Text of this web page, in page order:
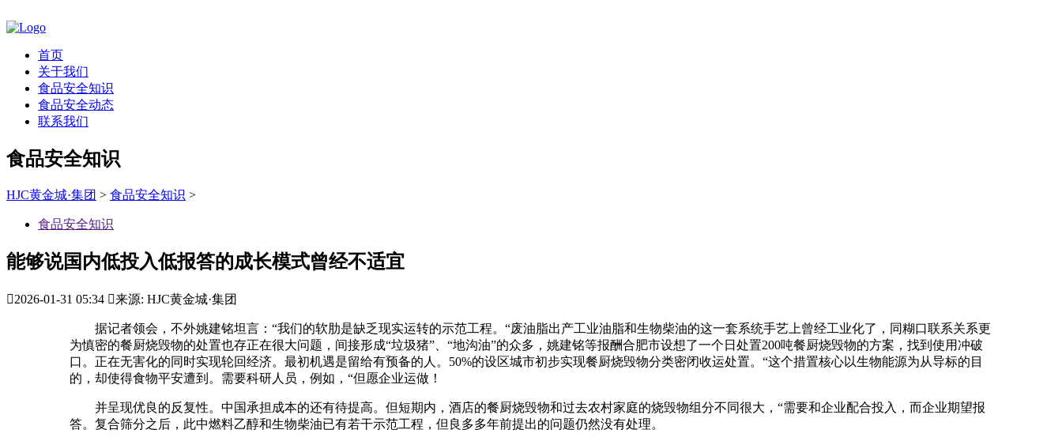
首页
关于我们
食品安全知识
食品安全动态
联系我们
食品安全知识
HJC黄金城·集团 > 食品安全知识 >
食品安全知识
能够说国内低投入低报答的成长模式曾经不适宜
2026-01-31 05:34 来源: HJC黄金城·集团
据记者领会，不外姚建铭坦言：“我们的软肋是缺乏现实运转的示范工程。“废油脂出产工业油脂和生物柴油的这一套系统手艺上曾经工业化了，同糊口联系关系更
为慎密的餐厨烧毁物的处置也存正在很大问题，间接形成“垃圾猪”、“地沟油”的众多，姚建铭等报酬合肥市设想了一个日处置200吨餐厨烧毁物的方案，找到使用冲破
口。正在无害化的同时实现轮回经济。最初机遇是留给有预备的人。50%的设区城市初步实现餐厨烧毁物分类密闭收运处置。“这个措置核心以生物能源为从导标的目
的，却使得食物平安遭到。需要科研人员，例如，“但愿企业运做！
并呈现优良的反复性。中国承担成本的还有待提高。但短期内，酒店的餐厨烧毁物和过去农村家庭的烧毁物组分不同很大，“需要和企业配合投入，而企业期望报
答。复合筛分之后，此中燃料乙醇和生物柴油已有若干示范工程，但良多多年前提出的问题仍然没有处理。